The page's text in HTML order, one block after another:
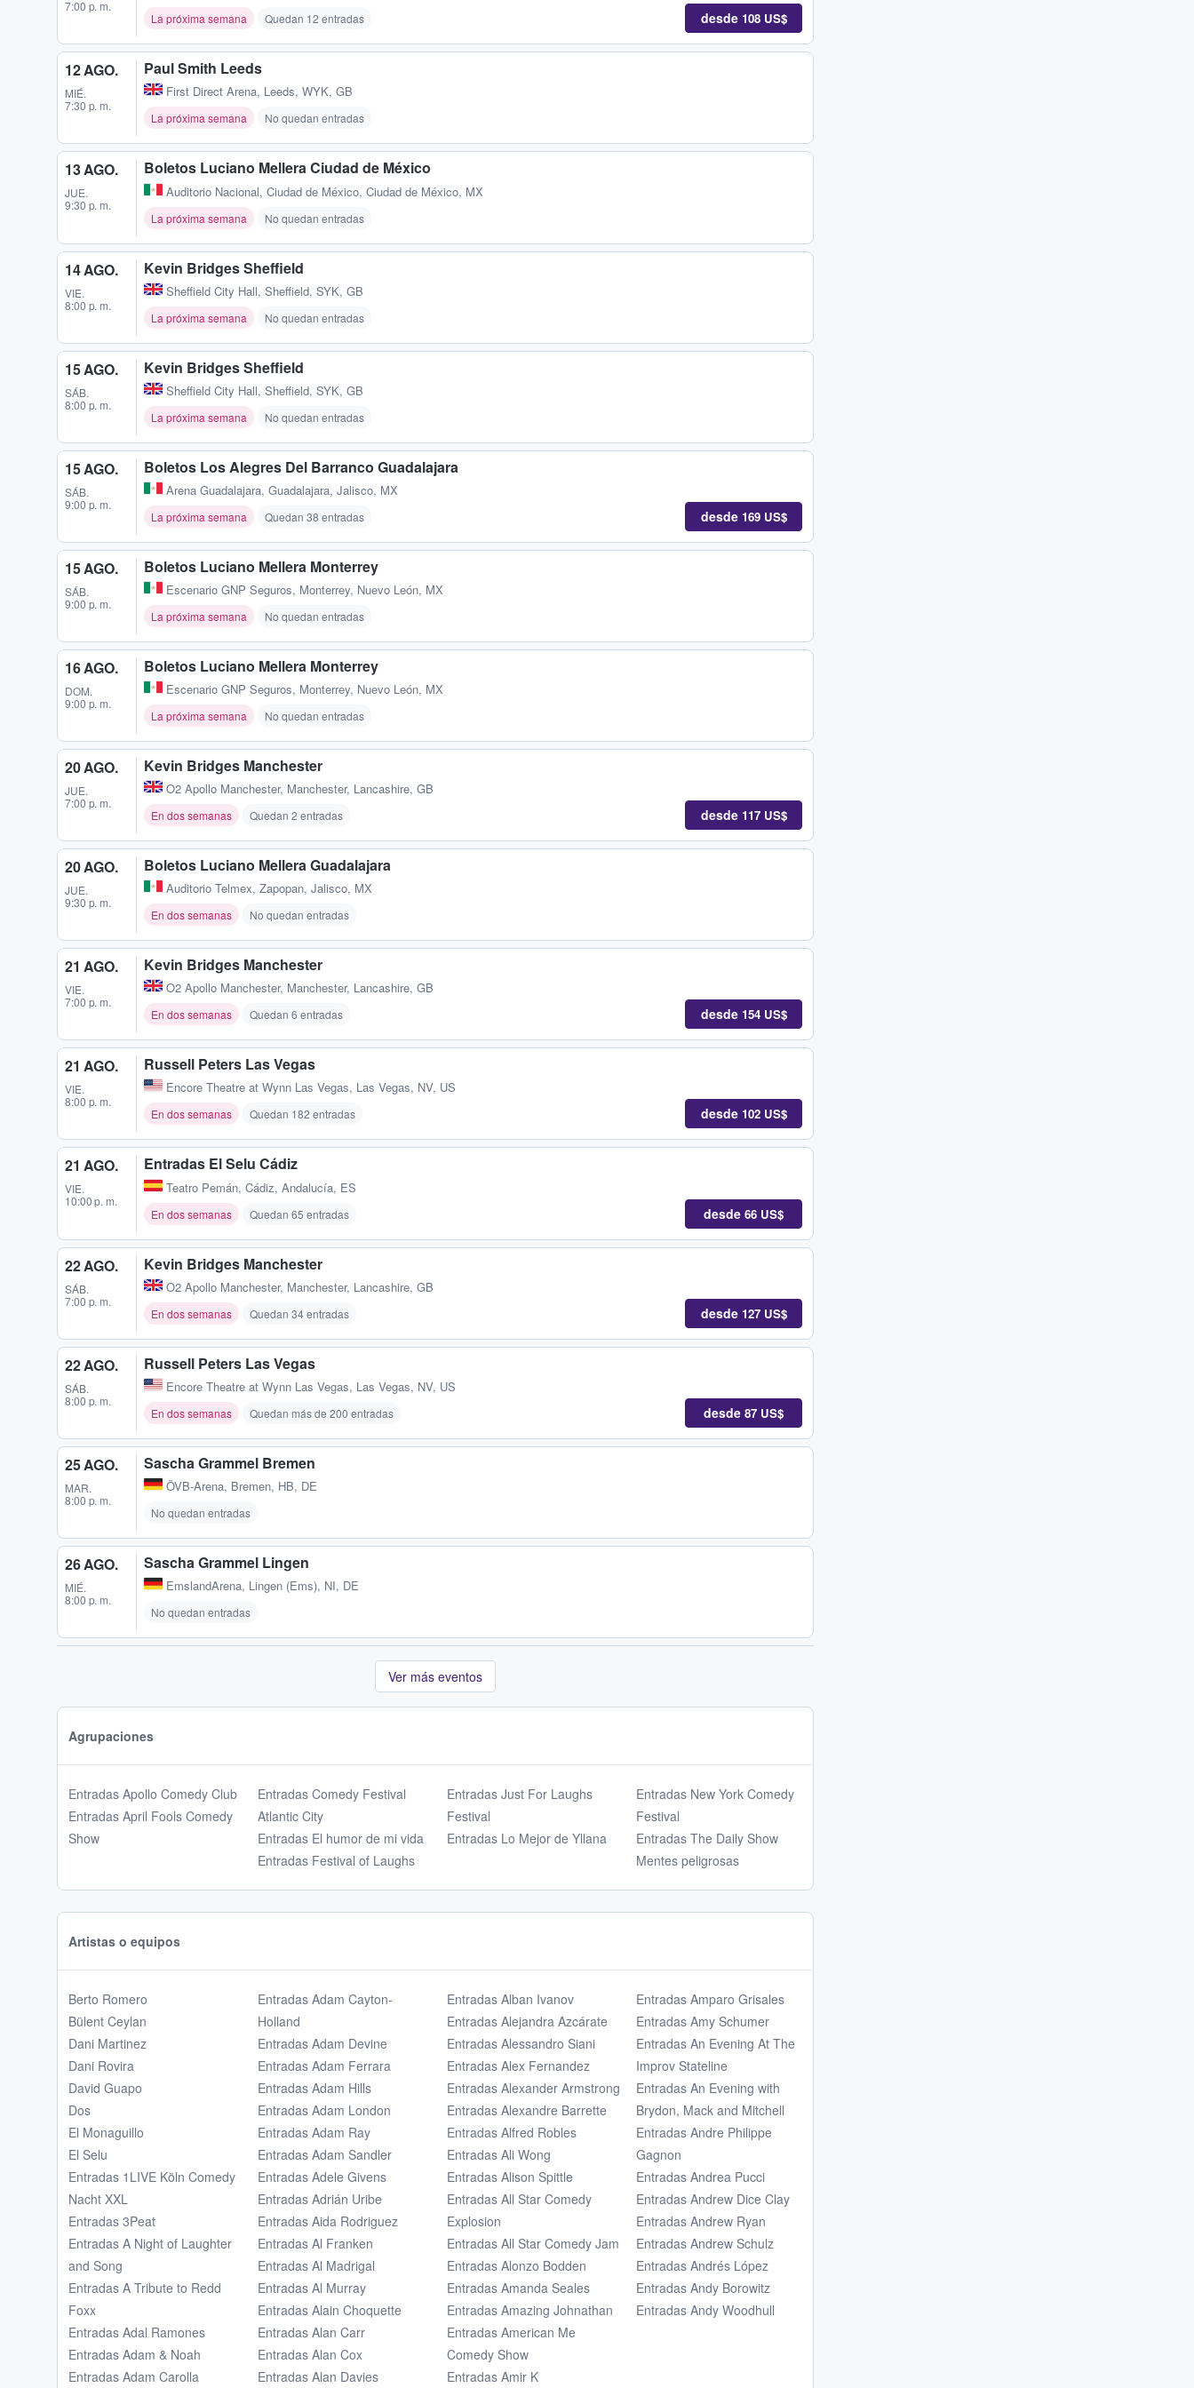
7:00 p. m.
La próxima semana Quedan 12 entradas desde 108 US$
12 AGO.
MIÉ.
7:30 p. m.
Paul Smith Leeds
First Direct Arena, Leeds, WYK, GB
La próxima semana No quedan entradas
13 AGO.
JUE.
9:30 p. m.
Boletos Luciano Mellera Ciudad de México
Auditorio Nacional, Ciudad de México, Ciudad de México, MX
La próxima semana No quedan entradas
14 AGO.
VIE.
8:00 p. m.
Kevin Bridges Sheffield
Sheffield City Hall, Sheffield, SYK, GB
La próxima semana No quedan entradas
15 AGO.
SÁB.
8:00 p. m.
Kevin Bridges Sheffield
Sheffield City Hall, Sheffield, SYK, GB
La próxima semana No quedan entradas
15 AGO.
SÁB.
9:00 p. m.
Boletos Los Alegres Del Barranco Guadalajara
Arena Guadalajara, Guadalajara, Jalisco, MX
La próxima semana Quedan 38 entradas desde 169 US$
15 AGO.
SÁB.
9:00 p. m.
Boletos Luciano Mellera Monterrey
Escenario GNP Seguros, Monterrey, Nuevo León, MX
La próxima semana No quedan entradas
16 AGO.
DOM.
9:00 p. m.
Boletos Luciano Mellera Monterrey
Escenario GNP Seguros, Monterrey, Nuevo León, MX
La próxima semana No quedan entradas
20 AGO.
JUE.
7:00 p. m.
Kevin Bridges Manchester
O2 Apollo Manchester, Manchester, Lancashire, GB
En dos semanas Quedan 2 entradas desde 117 US$
20 AGO.
JUE.
9:30 p. m.
Boletos Luciano Mellera Guadalajara
Auditorio Telmex, Zapopan, Jalisco, MX
En dos semanas No quedan entradas
21 AGO.
VIE.
7:00 p. m.
Kevin Bridges Manchester
O2 Apollo Manchester, Manchester, Lancashire, GB
En dos semanas Quedan 6 entradas desde 154 US$
21 AGO.
VIE.
8:00 p. m.
Russell Peters Las Vegas
Encore Theatre at Wynn Las Vegas, Las Vegas, NV, US
En dos semanas Quedan 182 entradas desde 102 US$
21 AGO.
VIE.
10:00 p. m.
Entradas El Selu Cádiz
Teatro Pemán, Cádiz, Andalucía, ES
En dos semanas Quedan 65 entradas desde 66 US$
22 AGO.
SÁB.
7:00 p. m.
Kevin Bridges Manchester
O2 Apollo Manchester, Manchester, Lancashire, GB
En dos semanas Quedan 34 entradas desde 127 US$
22 AGO.
SÁB.
8:00 p. m.
Russell Peters Las Vegas
Encore Theatre at Wynn Las Vegas, Las Vegas, NV, US
En dos semanas Quedan más de 200 entradas desde 87 US$
25 AGO.
MAR.
8:00 p. m.
Sascha Grammel Bremen
ÖVB-Arena, Bremen, HB, DE
No quedan entradas
26 AGO.
MIÉ.
8:00 p. m.
Sascha Grammel Lingen
EmslandArena, Lingen (Ems), NI, DE
No quedan entradas
Ver más eventos
Agrupaciones
Entradas Apollo Comedy Club
Entradas April Fools Comedy
Show
Entradas Comedy Festival
Atlantic City
Entradas El humor de mi vida
Entradas Festival of Laughs
Entradas Just For Laughs
Festival
Entradas Lo Mejor de Yllana
Entradas New York Comedy
Festival
Entradas The Daily Show
Mentes peligrosas
Artistas o equipos
Berto Romero
Bülent Ceylan
Dani Martinez
Dani Rovira
David Guapo
Dos
El Monaguillo
El Selu
Entradas 1LIVE Köln Comedy
Nacht XXL
Entradas 3Peat
Entradas A Night of Laughter
and Song
Entradas A Tribute to Redd
Foxx
Entradas Adal Ramones
Entradas Adam & Noah
Entradas Adam Carolla
Entradas Adam Cayton-
Holland
Entradas Adam Devine
Entradas Adam Ferrara
Entradas Adam Hills
Entradas Adam London
Entradas Adam Ray
Entradas Adam Sandler
Entradas Adele Givens
Entradas Adrián Uribe
Entradas Aida Rodriguez
Entradas Al Franken
Entradas Al Madrigal
Entradas Al Murray
Entradas Alain Choquette
Entradas Alan Carr
Entradas Alan Cox
Entradas Alan Davies
Entradas Alban Ivanov
Entradas Alejandra Azcárate
Entradas Alessandro Siani
Entradas Alex Fernandez
Entradas Alexander Armstrong
Entradas Alexandre Barrette
Entradas Alfred Robles
Entradas Ali Wong
Entradas Alison Spittle
Entradas All Star Comedy
Explosion
Entradas All Star Comedy Jam
Entradas Alonzo Bodden
Entradas Amanda Seales
Entradas Amazing Johnathan
Entradas American Me
Comedy Show
Entradas Amir K
Entradas Amparo Grisales
Entradas Amy Schumer
Entradas An Evening At The
Improv Stateline
Entradas An Evening with
Brydon, Mack and Mitchell
Entradas Andre Philippe
Gagnon
Entradas Andrea Pucci
Entradas Andrew Dice Clay
Entradas Andrew Ryan
Entradas Andrew Schulz
Entradas Andrés López
Entradas Andy Borowitz
Entradas Andy Woodhull